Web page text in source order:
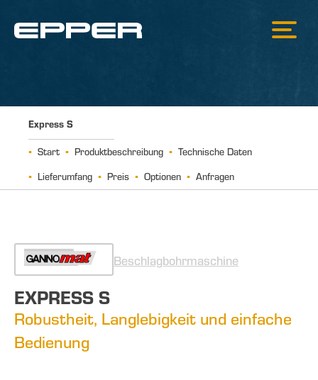
Express S
Start Produktbeschreibung
Technische Daten
Lieferumfang
Preis Optionen Anfragen
Beschlagbohrmaschine
EXPRESS S
Robustheit, Langlebigkeit und einfache
Bedienung